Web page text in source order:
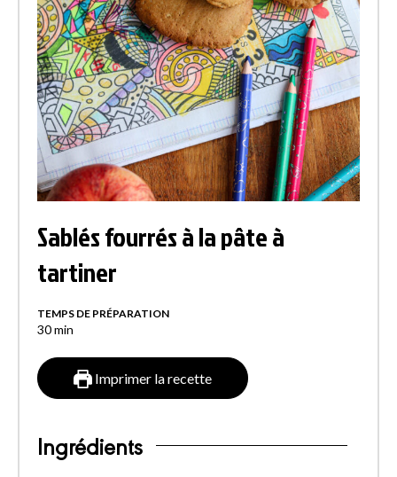
Sablés fourrés à la pâte à
tartiner
TEMPS DE PRÉPARATION
30min
Imprimer la recette
Ingrédients